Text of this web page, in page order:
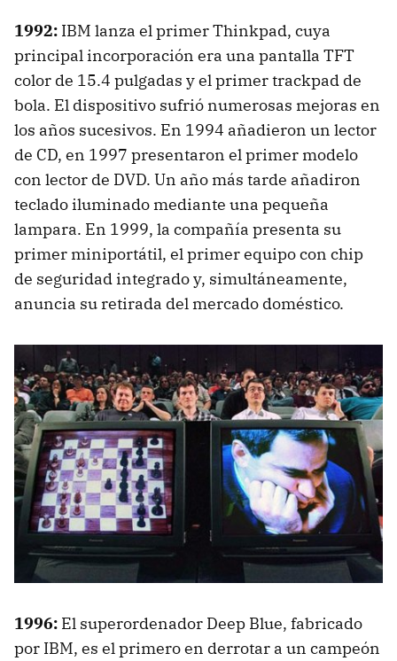
1992: IBM lanza el primer Thinkpad, cuya
principal incorporación era una pantalla TFT
color de 15.4 pulgadas y el primer trackpad de
bola. El dispositivo sufrió numerosas mejoras en
los años sucesivos. En 1994 añadieron un lector
de CD, en 1997 presentaron el primer modelo
con lector de DVD. Un año más tarde añadiron
teclado iluminado mediante una pequeña
lampara. En 1999, la compañía presenta su
primer miniportátil, el primer equipo con chip
de seguridad integrado y, simultáneamente,
anuncia su retirada del mercado doméstico.
1996: El superordenador Deep Blue, fabricado
por IBM, es el primero en derrotar a un campeón